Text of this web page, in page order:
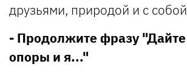
друзьями, природой и с
- Продолжите фразу "Дайте
опоры и я..."